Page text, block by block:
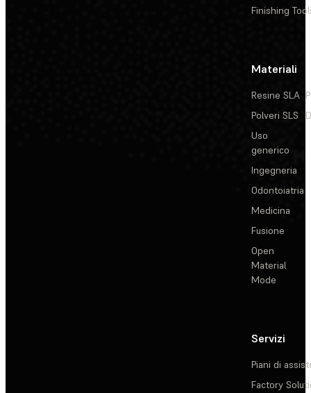
Finishing
Materiali
Resine SLA
Polveri SLS
Uso
generico
Ingegneria
Odontoiatria
Medicina
Fusione
Open
Material
Mode
Servizi
Piani di
Factory